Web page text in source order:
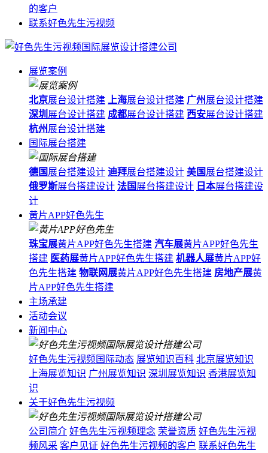
的客户
联系好色先生污视频
展览案例
北京展台设计搭建 上海展台设计搭建 广州展台设计搭建
深圳 展台设计搭建 成都展台设计搭建 西安展台设计搭建
杭州展台设计搭建
国际展台搭建
德国 展台搭建设计 迪拜展台搭建设计 美国 展台搭建设计
俄罗斯展台搭建设计 法国 展台搭建设计 日本展台搭建设
计
黄片APP好色先生
珠宝展黄片APP好色先生搭建 汽车展黄片APP好色先生
搭建 医药展黄片APP好色先生搭建 机器人展黄片APP好
色先生搭建 物联网展黄片APP好色先生搭建 房地产展黄
片APP好色先生搭建
主场承建
活动会议
新闻中心
好色先生污视频国际动态 展览知识百科 北京展览知识
上海展览知识 广州展览知识 深圳展览知识 香港展览知
识
关于好色先生污视频
公司简介 好色先生污视频理念 荣誉资质 好色先生污视
频风采 客户见证 好色先生污视频的客户 联系好色先生